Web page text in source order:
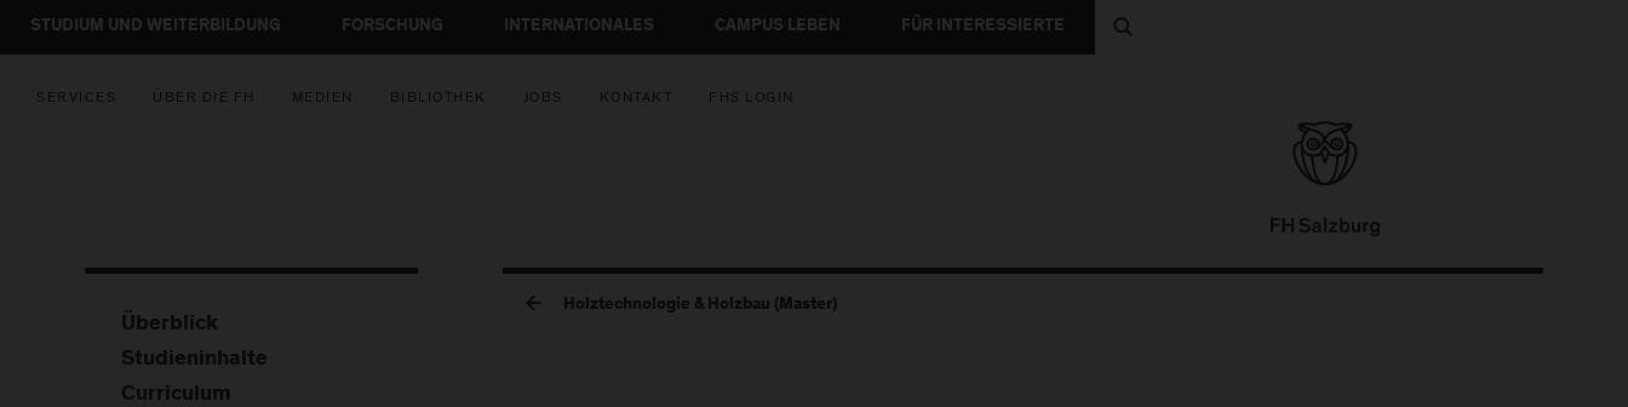
STUDIUM UND WEITERBILDUNG FORSCHUNG INTERNATIONALES CAMPUS LEBEN FÜR INTERESSIERTE
SERVICES ÜBER DIE FH MEDIEN BIBLIOTHEK JOBS KONTAKT FHS LOGIN
Holztechnologie & Holzbau (Master)
Überblick
Studieninhalte
Curriculum